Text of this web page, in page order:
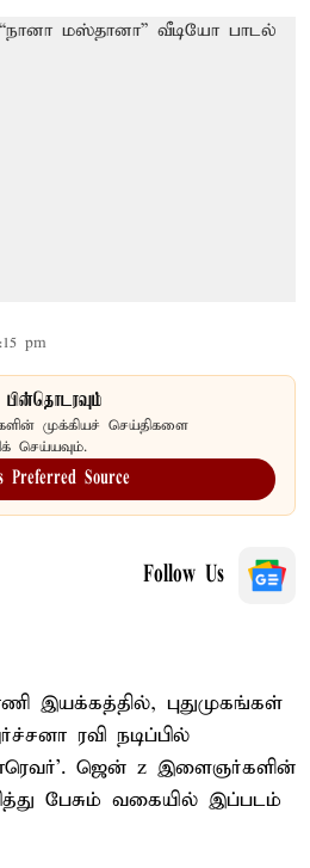
pm
பின்தொடரவும்
முக்கியச் செய்திகளை
செய்யவும்.
Preferred Source
Follow Us
இயக்கத்தில், புதுமுகங்கள்
ரவி நடிப்பில்
ஜென் z இளைஞர்களின்
பேசும் வகையில் இப்படம்